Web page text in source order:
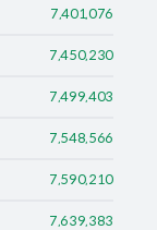
7,401,076
7,450,230
7,499,403
7,548,566
7,590,210
7,639,383